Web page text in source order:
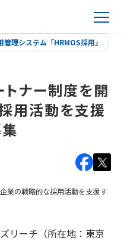
管理システム「HRMOS採用」
ナー制度を開
用活動を支援
リーチ（所在地：東京